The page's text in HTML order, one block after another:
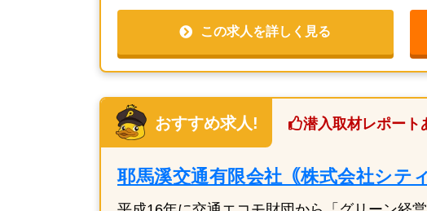
普通自動車免許を取得後1年
ー未経験者歓迎！2種免許取
負担します。
おすすめ求人! 潜入取材レポー